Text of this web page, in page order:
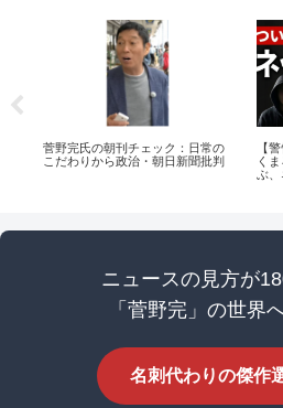
菅野完氏の朝刊チェック：日常の
こだわりから政治・朝日新聞批判
【
く
ぶ、
ニュースの見方が
「菅野完」の世界
名刺代わりの傑作